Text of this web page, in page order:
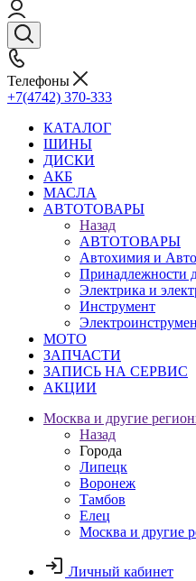
Телефоны
+7(4742) 370-333
КАТАЛОГ
ШИНЫ
ДИСКИ
АКБ
МАСЛА
АВТОТОВАРЫ
Назад
АВТОТОВАРЫ
Автохимия и
Принадлежности
Электрика и
Инструмент
МОТО
ЗАПЧАСТИ
ЗАПИСЬ НА СЕРВИС
АКЦИИ
Москва и другие
Назад
Города
Липецк
Воронеж
Тамбов
Елец
Москва и другие
Личный кабинет